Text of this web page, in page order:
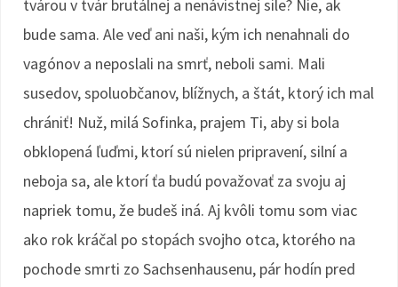
tvárou v tvár brutálnej a nenávistnej sile? Nie, ak
bude sama. Ale veď ani naši, kým ich nenahnali do
vagónov a neposlali na smrť, neboli sami. Mali
susedov, spoluobčanov, blížnych, a štát, ktorý ich mal
chrániť! Nuž, milá Sofinka, prajem Ti, aby si bola
obklopená ľuďmi, ktorí sú nielen pripravení, silní a
neboja sa, ale ktorí ťa budú považovať za svoju aj
napriek tomu, že budeš iná. Aj kvôli tomu som viac
ako rok kráčal po stopách svojho otca, ktorého na
pochode smrti zo Sachsenhausenu, pár hodín pred